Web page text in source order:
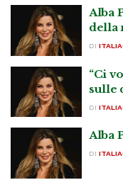
Alba
della
DI
“Ci
sulle
DI
Alba
DI